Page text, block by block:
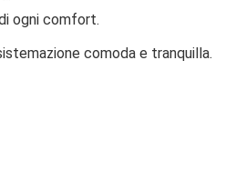
ogni comfort.
comoda e tranquilla.